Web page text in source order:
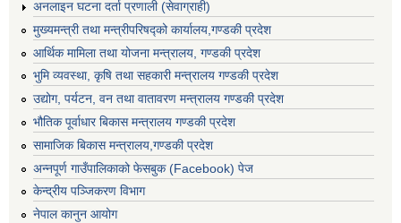
अनलाइन घटना दर्ता प्रणाली (सेवाग्राही)
मुख्यमन्त्री तथा मन्त्रीपरिषद्को कार्यालय,गण्डकी प्रदेश
आर्थिक मामिला तथा योजना मन्त्रालय, गण्डकी प्रदेश
भुमि व्यवस्था, कृषि तथा सहकारी मन्त्रालय गण्डकी प्रदेश
उद्योग, पर्यटन, वन तथा वातावरण मन्त्रालय गण्डकी प्रदेश
भौतिक पूर्वाधार बिकास मन्त्रालय गण्डकी प्रदेश
सामाजिक बिकास मन्त्रालय,गण्डकी प्रदेश
अन्नपूर्ण गाउँपालिकाको फेसबुक (Facebook) पेज
केन्द्रीय पञ्जिकरण विभाग
नेपाल कानुन आयोग